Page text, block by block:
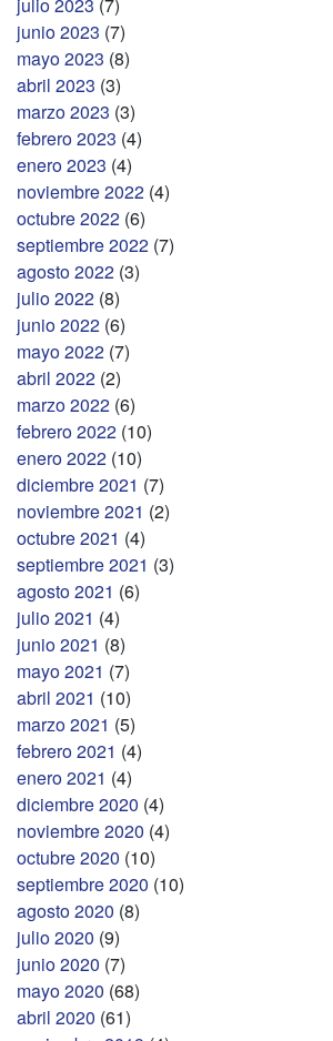
julio 2023 (7)
junio 2023 (7)
mayo 2023 (8)
abril 2023 (3)
marzo 2023 (3)
febrero 2023 (4)
enero 2023 (4)
noviembre 2022 (4)
octubre 2022 (6)
septiembre 2022 (7)
agosto 2022 (3)
julio 2022 (8)
junio 2022 (6)
mayo 2022 (7)
abril 2022 (2)
marzo 2022 (6)
febrero 2022 (10)
enero 2022 (10)
diciembre 2021 (7)
noviembre 2021 (2)
octubre 2021 (4)
septiembre 2021 (3)
agosto 2021 (6)
julio 2021 (4)
junio 2021 (8)
mayo 2021 (7)
abril 2021 (10)
marzo 2021 (5)
febrero 2021 (4)
enero 2021 (4)
diciembre 2020 (4)
noviembre 2020 (4)
octubre 2020 (10)
septiembre 2020 (10)
agosto 2020 (8)
julio 2020 (9)
junio 2020 (7)
mayo 2020 (68)
abril 2020 (61)